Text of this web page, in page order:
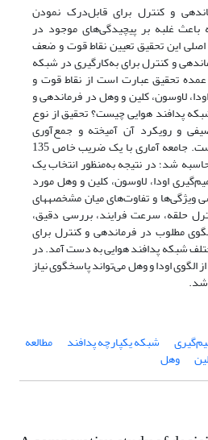
و کنترل برای قابل‌درک نمودن
غلبه بر پیچیدگی‌های موجود در
این تحقیق تعیین نقاط قوت و ضعف
و کنترل برای به‌کارگیری در شبکه
تحقیق عبارت است از نقاط قوت و
لاوسون، کلین و وهل در فرماندهی و
پدافند هوایی چیست؟ تحقیق از نوع
و رویکرد آن آمیخته و جمع‌آوری
اطلاعات به‌صورت میدانی است. جامعه آماری با یک ضریب خاص 135
نمونه 100 نفر محاسبه شد؛ در نتیجه به‌منظور انتخاب یک
اودا، لاوسون، کلین و وهل مورد
مطالعه قرار گرفت و با بررسی ویژگی‌ها و تفاوت‌های میان مشخصه‎های
حلقه، سرعت فرایند، بررسی دقیق،
مطلوب در فرماندهی و کنترل برای
شبکه پدافند هوایی به دست آمد. در
اودا و وهل می‌تواند پاسخگوی نیاز
شبکه یکپارچه پدافند مطالعه
وهل